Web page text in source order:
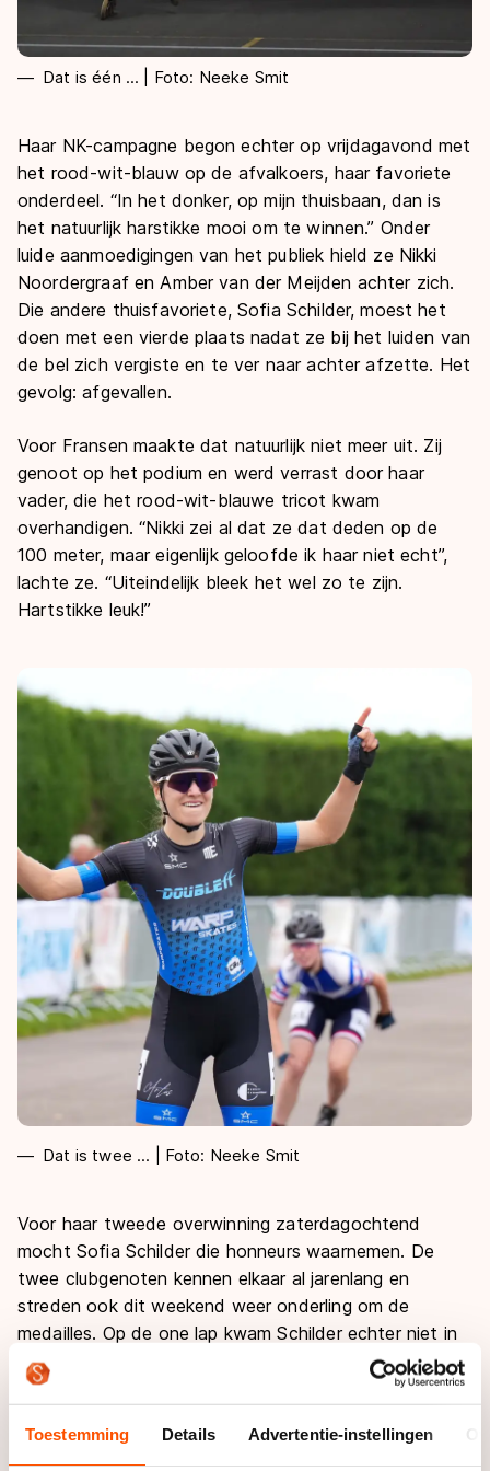
Toestemming Details Advertentie-instellingen
Dat is één ... | Foto: Neeke Smit
Haar NK-campagne begon echter op vrijdagavond met
het rood-wit-blauw op de afvalkoers, haar favoriete
onderdeel. “In het donker, op mijn thuisbaan, dan is
het natuurlijk harstikke mooi om te winnen.” Onder
luide aanmoedigingen van het publiek hield ze Nikki
Noordergraaf en Amber van der Meijden achter zich.
Die andere thuisfavoriete, Sofia Schilder, moest het
doen met een vierde plaats nadat ze bij het luiden van
de bel zich vergiste en te ver naar achter afzette. Het
gevolg: afgevallen.
Voor Fransen maakte dat natuurlijk niet meer uit. Zij
genoot op het podium en werd verrast door haar
vader, die het rood-wit-blauwe tricot kwam
overhandigen. “Nikki zei al dat ze dat deden op de
100 meter, maar eigenlijk geloofde ik haar niet echt”,
lachte ze. “Uiteindelijk bleek het wel zo te zijn.
Hartstikke leuk!”
Dat is twee ... | Foto: Neeke Smit
Voor haar tweede overwinning zaterdagochtend
mocht Sofia Schilder die honneurs waarnemen. De
twee clubgenoten kennen elkaar al jarenlang en
streden ook dit weekend weer onderling om de
medailles. Op de one lap kwam Schilder echter niet in
actie. Fransen wel, al was ze daar niet de favoriet. Die
gouden plak kwam dan ook als een grote verrassing.
“Het parcours hier is wel voordelig voor de